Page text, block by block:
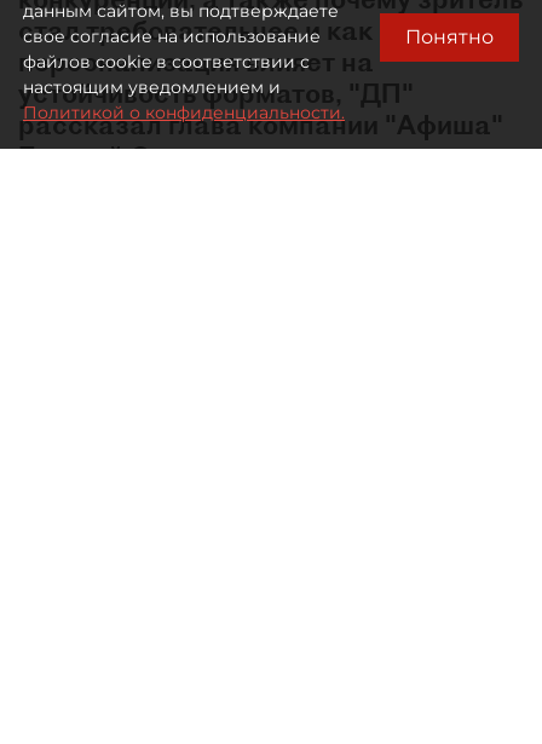
стал требовательнее и как
персонализация влияет на
устойчивость форматов, "ДП"
рассказал глава компании "Афиша"
Евгений Сидоров.
данным сайтом, вы подтверждаете
свое согласие на использование
файлов cookie в соответствии с
настоящим уведомлением и
Политикой о конфиденциальности.
Понятно